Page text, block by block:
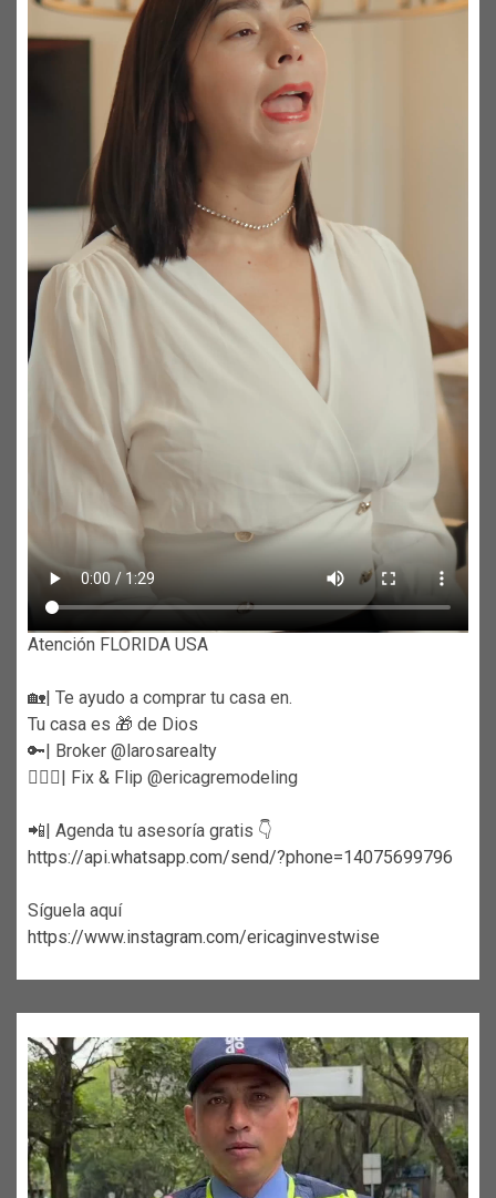
Atención FLORIDA USA
🏡| Te ayudo a comprar tu casa en.
Tu casa es 🎁 de Dios
🔑| Broker @larosarealty
👷🏼‍♀️| Fix & Flip @ericagremodeling
📲| Agenda tu asesoría gratis 👇
https://api.whatsapp.com/send/?phone=14075699796
Síguela aquí
https://www.instagram.com/ericaginvestwise